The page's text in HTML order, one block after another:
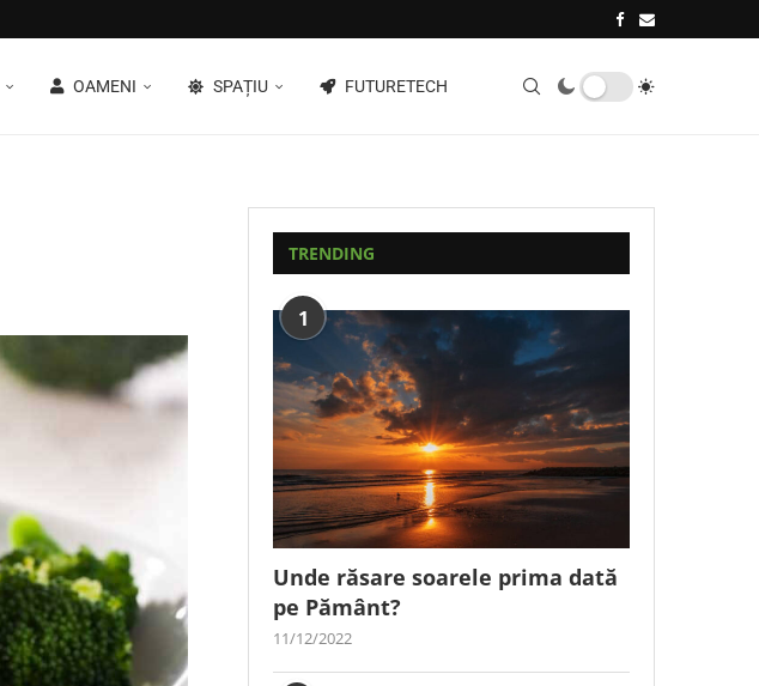
OAMENI SPAȚIU FUTURETECH
TRENDING
1
Unde răsare soarele prima dată
pe Pământ?
11/12/2022